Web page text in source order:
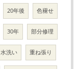
20年後 色褪せ
30年 部分修理
水洗い 重ね張り